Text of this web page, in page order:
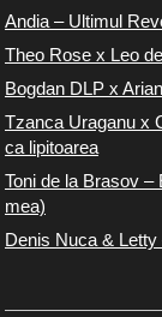
Andia – Ultimul
Theo Rose x Leo
Bogdan DLP x
Tzanca Uraganu x
ca lipitoarea
Toni de la Brasov –
mea)
Denis Nuca &